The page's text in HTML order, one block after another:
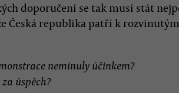
doporučení se tak musí stát
Česká republika patří k
neminuly účinkem?
úspěch?